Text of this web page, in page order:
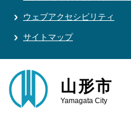
ウェブアクセシビリティ
サイトマップ
山形市
Yamagata City